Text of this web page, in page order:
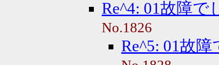
Re^4: 01故障で
No.1826
Re^5: 01故